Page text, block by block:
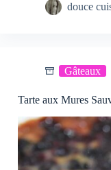
aux
douce
Gâteaux
Tarte aux Mures